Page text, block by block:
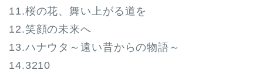
11.桜の花、舞い上がる道を
12.笑顔の未来へ
13.ハナウタ～遠い昔からの物語～
14.3210